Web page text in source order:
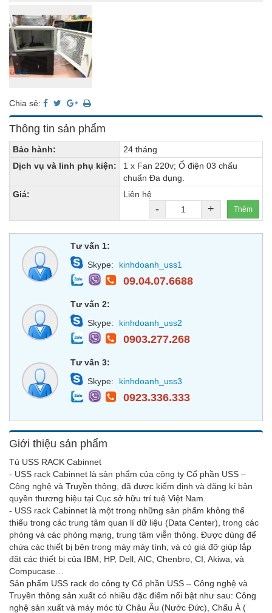
Chia sẻ:
Thông tin sản phẩm
Bảo hành:
24 tháng
Dịch vụ và linh phụ kiện:
1 x Fan 220v; Ổ điện 03 chấu
chuẩn Đa dụng.
Giá:
Liên hệ
- + Thêm
Tư vấn 1:
Skype:
kinhdoanh_uss1
09.04.07.6688
Tư vấn 2:
Skype:
kinhdoanh_uss2
0903.277.268
Tư vấn 3:
Skype:
kinhdoanh_uss3
0923.336.333
Giới thiệu sản phẩm
Tủ USS RACK Cabinnet
- USS rack Cabinnet là sản phẩm của công ty Cổ phần USS –
Công nghệ và Truyền thông, đã được kiểm định và đăng kí bản
quyền thương hiệu tại Cục sở hữu trí tuệ Việt Nam.
- USS rack Cabinnet là một trong những sản phẩm không thể
thiếu trong các trung tâm quan lí dữ liệu (Data Center), trong các
phòng và các phòng mạng, trung tâm viễn thông. Được dùng để
chứa các thiết bị bên trong máy máy tính, và có giá đỡ giúp lắp
đặt các thiết bị của IBM, HP, Dell, AIC, Chenbro, CI, Akiwa, và
Compucase…
Sản phẩm USS rack do công ty Cổ phần USS – Công nghệ và
Truyền thông sản xuất có nhiều đặc điểm nổi bật như sau: Công
nghệ sản xuất và máy móc từ Châu Âu (Nước Đức), Chấu Á (